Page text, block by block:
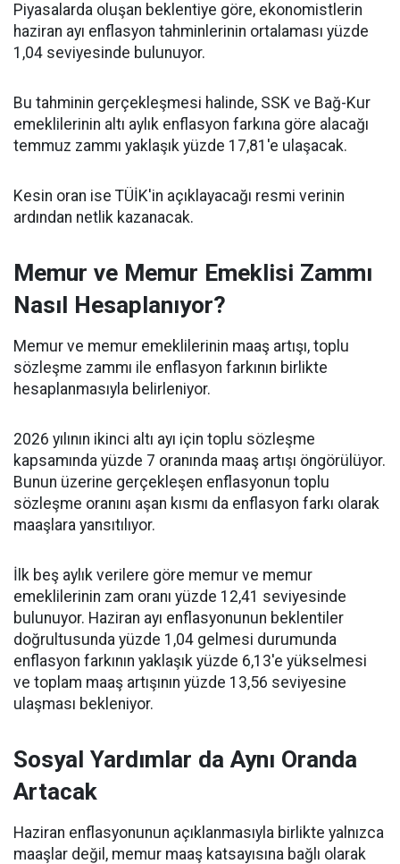
Piyasalarda oluşan beklentiye göre, ekonomistlerin
haziran ayı enflasyon tahminlerinin ortalaması yüzde
1,04 seviyesinde bulunuyor.
Bu tahminin gerçekleşmesi halinde, SSK ve Bağ-Kur
emeklilerinin altı aylık enflasyon farkına göre alacağı
temmuz zammı yaklaşık yüzde 17,81'e ulaşacak.
Kesin oran ise TÜİK'in açıklayacağı resmi verinin
ardından netlik kazanacak.
Memur ve Memur Emeklisi Zammı
Nasıl Hesaplanıyor?
Memur ve memur emeklilerinin maaş artışı, toplu
sözleşme zammı ile enflasyon farkının birlikte
hesaplanmasıyla belirleniyor.
2026 yılının ikinci altı ayı için toplu sözleşme
kapsamında yüzde 7 oranında maaş artışı öngörülüyor.
Bunun üzerine gerçekleşen enflasyonun toplu
sözleşme oranını aşan kısmı da enflasyon farkı olarak
maaşlara yansıtılıyor.
İlk beş aylık verilere göre memur ve memur
emeklilerinin zam oranı yüzde 12,41 seviyesinde
bulunuyor. Haziran ayı enflasyonunun beklentiler
doğrultusunda yüzde 1,04 gelmesi durumunda
enflasyon farkının yaklaşık yüzde 6,13'e yükselmesi
ve toplam maaş artışının yüzde 13,56 seviyesine
ulaşması bekleniyor.
Sosyal Yardımlar da Aynı Oranda
Artacak
Haziran enflasyonunun açıklanmasıyla birlikte yalnızca
maaşlar değil, memur maaş katsayısına bağlı olarak